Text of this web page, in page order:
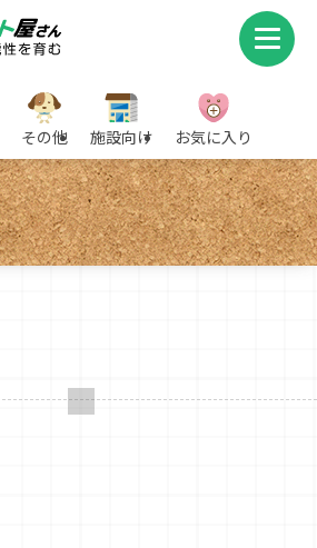
その他 施設向け お気に入り